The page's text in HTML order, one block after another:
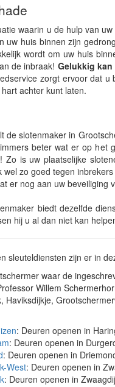
waarin u de hulp van
uw huis binnen zijn
wordt om uw huis
de inbraak! Gelukkig
zorgt ervoor dat
achter kunt laten.
de slotenmaker in
beter wat er op het
Zo is uw plaatselijke
wel zo goed tegen
er nog aan uw beveiliging
biedt dezelfde
hij u al dan niet kan
sleuteldiensten zijn er in
waar de
Willem
Haviksdijkje,
: Deuren openen in
: Deuren openen in
: Deuren openen in
West: Deuren openen in
: Deuren openen in